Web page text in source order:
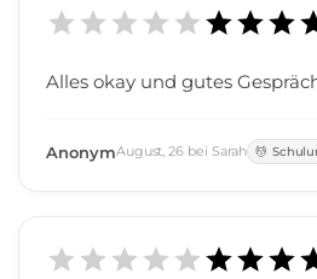
Alles okay und gutes
AnonymAugust,26 bei Sarah